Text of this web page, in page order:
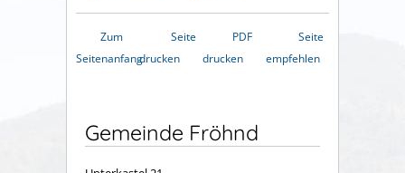
Zum
Seitenanfang
Seite
drucken
PDF
drucken
Seite
empfehlen
Gemeinde Fröhnd